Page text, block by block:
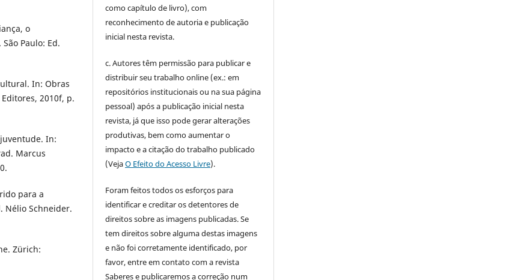
o
Paulo: Ed.
In: Obras
2010f, p.
In:
Marcus
para a
Nélio Schneider.
Zürich:
como capítulo de livro), com
reconhecimento de autoria e publicação
inicial nesta revista.
c. Autores têm permissão para publicar e
distribuir seu trabalho online (ex.: em
repositórios institucionais ou na sua página
pessoal) após a publicação inicial nesta
revista, já que isso pode gerar alterações
produtivas, bem como aumentar o
impacto e a citação do trabalho publicado
(VejaO Efeito do Acesso Livre).
Foram feitos todos os esforços para
identificar e creditar os detentores de
direitos sobre as imagens publicadas. Se
tem direitos sobre alguma destas imagens
e não foi corretamente identificado, por
favor, entre em contato com a revista
Saberes e publicaremos a correção num